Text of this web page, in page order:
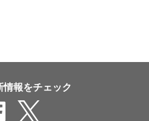
情報をチェック